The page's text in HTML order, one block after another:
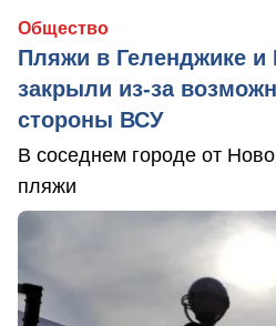
Общество
Пляжи в Геленджике и
закрыли из-за
стороны ВСУ
В соседнем городе от
пляжи